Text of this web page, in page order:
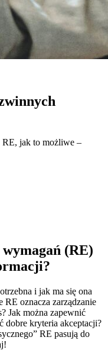
RE, jak to możliwe –
(RE)
i jak ma się ona
oznacza zarządzanie
Jak można zapewnić
dobre kryteria akceptacji?
RE pasują do